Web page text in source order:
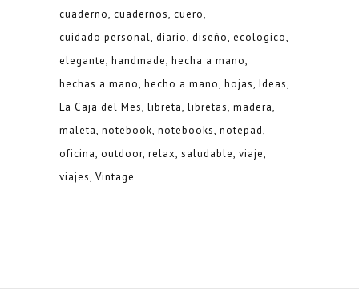
cuaderno cuadernos cuero
cuidado personal diario diseño ecologico
elegante handmade hecha a mano
hechas a mano hecho a mano hojas Ideas
La Caja del Mes libreta libretas madera
maleta notebook notebooks notepad
oficina outdoor relax saludable viaje
viajes Vintage